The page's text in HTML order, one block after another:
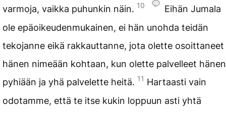
varmoja, vaikka puhunkin näin. 10
Eihän Jumala
ole epäoikeudenmukainen, ei hän unohda teidän
tekojanne eikä rakkauttanne, jota olette osoittaneet
hänen nimeään kohtaan, kun olette palvelleet hänen
pyhiään ja yhä palvelette heitä. 11 Hartaasti vain
odotamme, että te itse kukin loppuun asti yhtä